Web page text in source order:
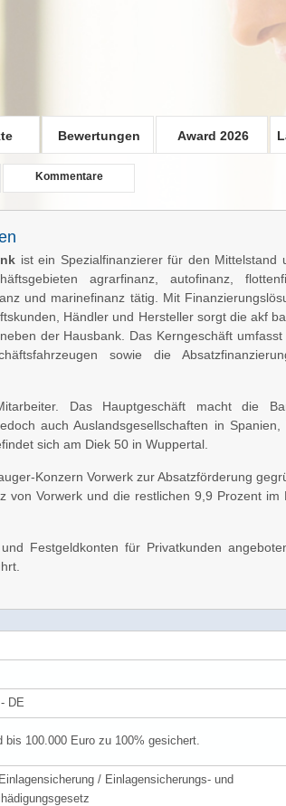
Bewertungen Award 2026
Kommentare
ist ein Spezialfinanzierer für den Mittelstand
agrarfinanz, autofinanz,
und marinefinanz tätig. Mit
Händler und Hersteller sorgt die akf
der Hausbank. Das Kerngeschäft umfasst
sowie die
Das Hauptgeschäft macht die
auch Auslandsgesellschaften in Spanien,
sich am Diek 50 in Wuppertal.
Konzern Vorwerk zur Absatzförderung
von Vorwerk und die restlichen 9,9 Prozent im
Festgeldkonten für Privatkunden
DE
bis 100.000 Euro zu 100% gesichert.
/ Einlagensicherungs- und